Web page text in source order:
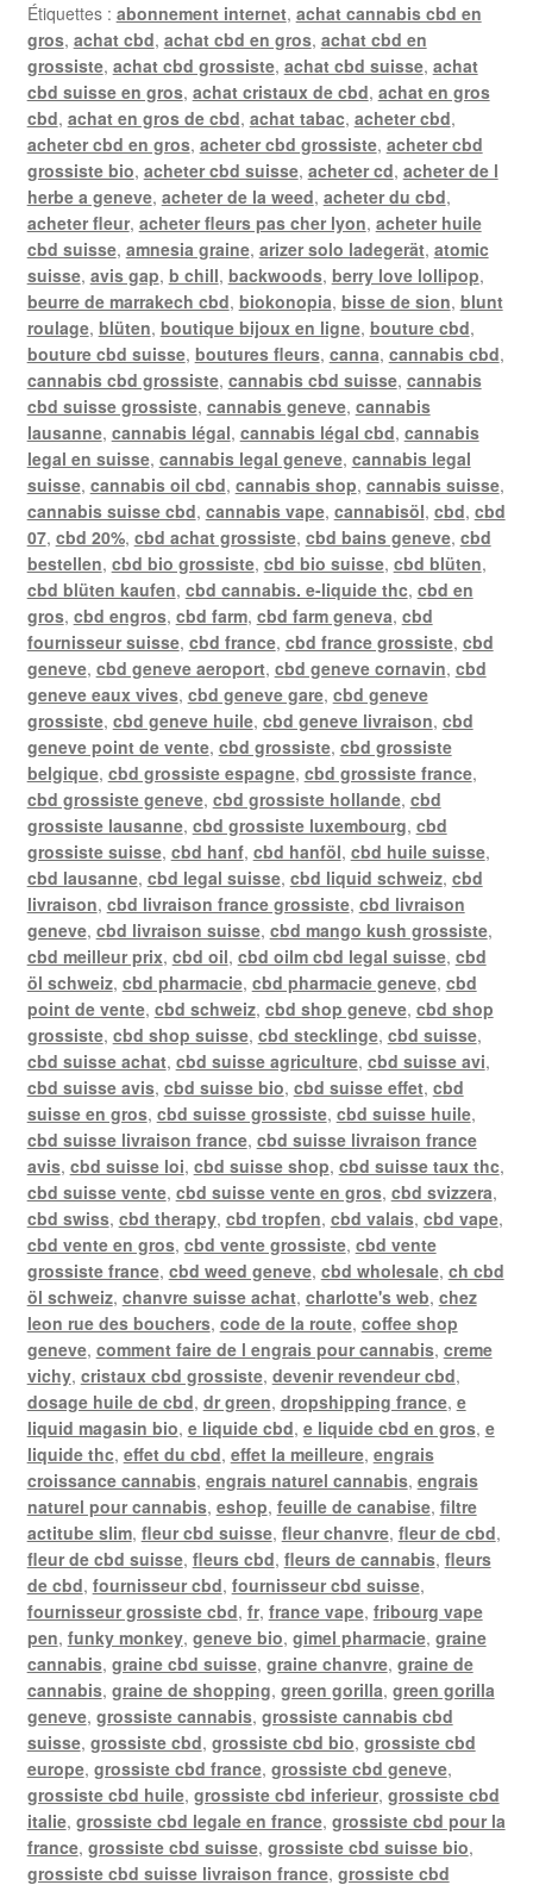
Étiquettes : abonnement internet, achat cannabis cbd en
gros, achat cbd, achat cbd en gros, achat cbd en
grossiste, achat cbd grossiste, achat cbd suisse, achat
cbd suisse en gros, achat cristaux de cbd, achat en gros
cbd, achat en gros de cbd, achat tabac, acheter cbd,
acheter cbd en gros, acheter cbd grossiste, acheter cbd
grossiste bio, acheter cbd suisse, acheter cd, acheter de l
herbe a geneve, acheter de la weed, acheter du cbd,
acheter fleur, acheter fleurs pas cher lyon, acheter huile
cbd suisse, amnesia graine, arizer solo ladegerät, atomic
suisse, avis gap, b chill, backwoods, berry love lollipop,
beurre de marrakech cbd, biokonopia, bisse de sion, blunt
roulage, blüten, boutique bijoux en ligne, bouture cbd,
bouture cbd suisse, boutures fleurs, canna, cannabis cbd,
cannabis cbd grossiste, cannabis cbd suisse, cannabis
cbd suisse grossiste, cannabis geneve, cannabis
lausanne, cannabis légal, cannabis légal cbd, cannabis
legal en suisse, cannabis legal geneve, cannabis legal
suisse, cannabis oil cbd, cannabis shop, cannabis suisse,
cannabis suisse cbd, cannabis vape, cannabisöl, cbd, cbd
07, cbd 20%, cbd achat grossiste, cbd bains geneve, cbd
bestellen, cbd bio grossiste, cbd bio suisse, cbd blüten,
cbd blüten kaufen, cbd cannabis. e-liquide thc, cbd en
gros, cbd engros, cbd farm, cbd farm geneva, cbd
fournisseur suisse, cbd france, cbd france grossiste, cbd
geneve, cbd geneve aeroport, cbd geneve cornavin, cbd
geneve eaux vives, cbd geneve gare, cbd geneve
grossiste, cbd geneve huile, cbd geneve livraison, cbd
geneve point de vente, cbd grossiste, cbd grossiste
belgique, cbd grossiste espagne, cbd grossiste france,
cbd grossiste geneve, cbd grossiste hollande, cbd
grossiste lausanne, cbd grossiste luxembourg, cbd
grossiste suisse, cbd hanf, cbd hanföl, cbd huile suisse,
cbd lausanne, cbd legal suisse, cbd liquid schweiz, cbd
livraison, cbd livraison france grossiste, cbd livraison
geneve, cbd livraison suisse, cbd mango kush grossiste,
cbd meilleur prix, cbd oil, cbd oilm cbd legal suisse, cbd
öl schweiz, cbd pharmacie, cbd pharmacie geneve, cbd
point de vente, cbd schweiz, cbd shop geneve, cbd shop
grossiste, cbd shop suisse, cbd stecklinge, cbd suisse,
cbd suisse achat, cbd suisse agriculture, cbd suisse avi,
cbd suisse avis, cbd suisse bio, cbd suisse effet, cbd
suisse en gros, cbd suisse grossiste, cbd suisse huile,
cbd suisse livraison france, cbd suisse livraison france
avis, cbd suisse loi, cbd suisse shop, cbd suisse taux thc,
cbd suisse vente, cbd suisse vente en gros, cbd svizzera,
cbd swiss, cbd therapy, cbd tropfen, cbd valais, cbd vape,
cbd vente en gros, cbd vente grossiste, cbd vente
grossiste france, cbd weed geneve, cbd wholesale, ch cbd
öl schweiz, chanvre suisse achat, charlotte's web, chez
leon rue des bouchers, code de la route, coffee shop
geneve, comment faire de l engrais pour cannabis, creme
vichy, cristaux cbd grossiste, devenir revendeur cbd,
dosage huile de cbd, dr green, dropshipping france, e
liquid magasin bio, e liquide cbd, e liquide cbd en gros, e
liquide thc, effet du cbd, effet la meilleure, engrais
croissance cannabis, engrais naturel cannabis, engrais
naturel pour cannabis, eshop, feuille de canabise, filtre
actitube slim, fleur cbd suisse, fleur chanvre, fleur de cbd,
fleur de cbd suisse, fleurs cbd, fleurs de cannabis, fleurs
de cbd, fournisseur cbd, fournisseur cbd suisse,
fournisseur grossiste cbd, fr, france vape, fribourg vape
pen, funky monkey, geneve bio, gimel pharmacie, graine
cannabis, graine cbd suisse, graine chanvre, graine de
cannabis, graine de shopping, green gorilla, green gorilla
geneve, grossiste cannabis, grossiste cannabis cbd
suisse, grossiste cbd, grossiste cbd bio, grossiste cbd
europe, grossiste cbd france, grossiste cbd geneve,
grossiste cbd huile, grossiste cbd inferieur, grossiste cbd
italie, grossiste cbd legale en france, grossiste cbd pour la
france, grossiste cbd suisse, grossiste cbd suisse bio,
grossiste cbd suisse livraison france, grossiste cbd